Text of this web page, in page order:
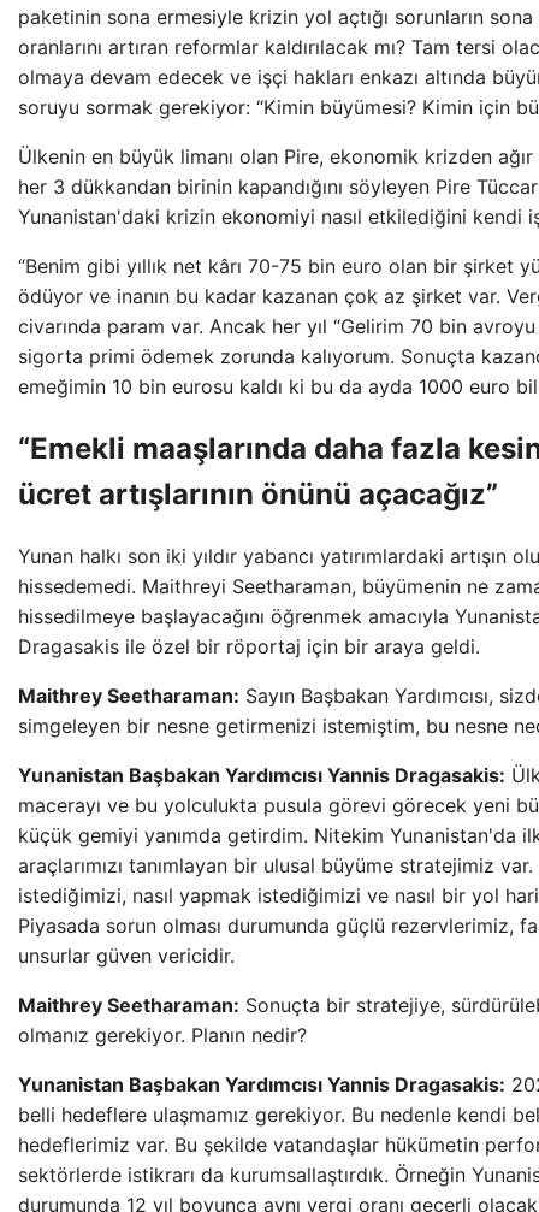
paketinin sona ermesiyle krizin yol açtığı sorunların
oranlarını artıran reformlar kaldırılacak mı? Tam tersi
olmaya devam edecek ve işçi hakları enkazı altında
soruyu sormak gerekiyor: “Kimin büyümesi? Kimin için
Ülkenin en büyük limanı olan Pire, ekonomik krizden
her 3 dükkandan birinin kapandığını söyleyen Pire
Yunanistan'daki krizin ekonomiyi nasıl etkilediğini kendi
“Benim gibi yıllık net kârı 70-75 bin euro olan bir şirket
ödüyor ve inanın bu kadar kazanan çok az şirket var.
civarında param var. Ancak her yıl “Gelirim 70 bin
sigorta primi ödemek zorunda kalıyorum. Sonuçta
emeğimin 10 bin eurosu kaldı ki bu da ayda 1000 euro
“Emekli maaşlarında daha fazla
ücret artışlarının önünü açacağız”
Yunan halkı son iki yıldır yabancı yatırımlardaki artışın
hissedemedi. Maithreyi Seetharaman, büyümenin ne
hissedilmeye başlayacağını öğrenmek amacıyla
Dragasakis ile özel bir röportaj için bir araya geldi.
Maithrey Seetharaman: Sayın Başbakan Yardımcısı,
simgeleyen bir nesne getirmenizi istemiştim, bu nesne
Yunanistan Başbakan Yardımcısı Yannis Dragasakis:
macerayı ve bu yolculukta pusula görevi görecek yeni
küçük gemiyi yanımda getirdim. Nitekim Yunanistan'da
araçlarımızı tanımlayan bir ulusal büyüme stratejimiz
istediğimizi, nasıl yapmak istediğimizi ve nasıl bir yol
Piyasada sorun olması durumunda güçlü rezervlerimiz,
unsurlar güven vericidir.
Maithrey Seetharaman: Sonuçta bir stratejiye,
olmanız gerekiyor. Planın nedir?
Yunanistan Başbakan Yardımcısı Yannis Dragasakis:
belli hedeflere ulaşmamız gerekiyor. Bu nedenle kendi
hedeflerimiz var. Bu şekilde vatandaşlar hükümetin
sektörlerde istikrarı da kurumsallaştırdık. Örneğin
durumunda 12 yıl boyunca aynı vergi oranı geçerli